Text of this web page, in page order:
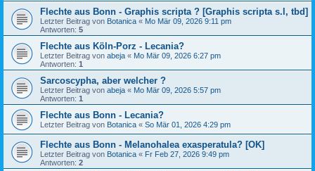
Flechte aus Bonn - Graphis scripta ? [Graphis scripta s.l, tbd]
Letzter Beitrag von Botanica « Mo Mär 09, 2026 9:11 pm
Antworten: 5
Flechte aus Köln-Porz - Lecania?
Letzter Beitrag von abeja « Mo Mär 09, 2026 6:27 pm
Antworten: 1
Sarcoscypha, aber welcher ?
Letzter Beitrag von abeja « Mo Mär 09, 2026 5:57 pm
Antworten: 1
Flechte aus Bonn - Lecania?
Letzter Beitrag von Botanica « So Mär 01, 2026 4:29 pm
Flechte aus Bonn - Melanohalea exasperatula? [OK]
Letzter Beitrag von Botanica « Fr Feb 27, 2026 9:49 pm
Antworten: 2